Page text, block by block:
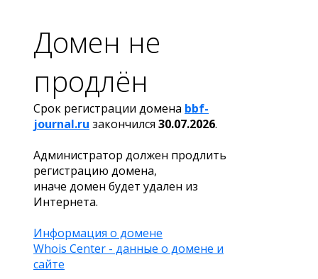
Домен не
продлён
Срок регистрации домена bbf-
journal.ru закончился 30.07.2026.
Администратор должен продлить
регистрацию домена,
иначе домен будет удален из
Интернета.
Информация о домене
Whois Center - данные о домене и
сайте